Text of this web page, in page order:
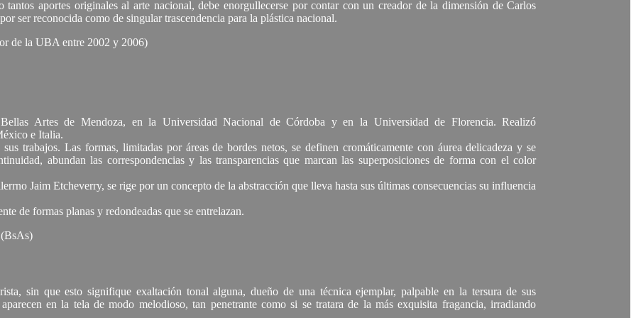
aportes originales al arte nacional, debe enorgullecerse por contar con un creador de la dimensión de Carlos
ser reconocida como de singular trascendencia para la plástica nacional.
de la UBA entre 2002 y 2006)
Artes de Mendoza, en la Universidad Nacional de Córdoba y en la Universidad de Florencia. Realizó
e Italia.
trabajos. Las formas, limitadas por áreas de bordes netos, se definen cromáticamente con áurea delicadeza y se
abundan las correspondencias y las transparencias que marcan las superposiciones de forma con el color
Jaim Etcheverry, se rige por un concepto de la abstracción que lleva hasta sus últimas consecuencias su influencia
de formas planas y redondeadas que se entrelazan.
sin que esto signifique exaltación tonal alguna, dueño de una técnica ejemplar, palpable en la tersura de sus
en la tela de modo melodioso, tan penetrante como si se tratara de la más exquisita fragancia, irradiando